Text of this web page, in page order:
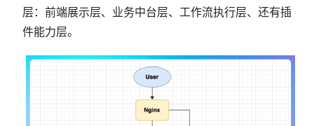
层：前端展示层、业务中台层、工作流执行层、还有插
件能力层。